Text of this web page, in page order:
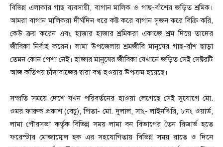
বিভিন্ন এলাকার গাছ ব্যবসায়ী, বাগান মালিক ও গাছ-বাঁশের জড়িত শ্রমিক।
আমরা বাগান মালিকরা দীর্ঘদিন ধরে কষ্ট করে বাগান সৃজন করে বিক্রি করি,
কেউ ক্রয় করেন এবং হাজার হাজার শ্রমিকরা একাজে শ্রম দিয়ে তাদের
জীবিকা নির্বাহ করেন। লামা উপজেলায় শ্রমজীবি মানুষের গাছ-বাঁশ ছাড়া
তেমন কোন পেশা নেই। হাজার মানুষের জীবিকা যেখানে জড়িত সেই সেক্টরটি
আজ কতিপয় চাঁদাবাজের দ্বারা বন্ধ হওয়ার উপক্রম হয়েছে।
সম্প্রতি সময়ে দেশে যখন পরিবর্তনের হাওয়া লেগেছে সেই সুযোগে মো.
ওমর ফারুক প্রকাশ (বেচু), পিতা- মো. দুলাল, সাং- লাইনঝিরি, ৮নং ওয়ার্ড,
লামা পৌরসভা কর্তৃক বিভিন্ন সময় লামা বন বিভাগের তৈন রিজার্ভ হতে
ফরেস্টার মোজাম্মেল হক এর সহযোগিতায় বিভিন্ন সময় রাতে ও দিনে